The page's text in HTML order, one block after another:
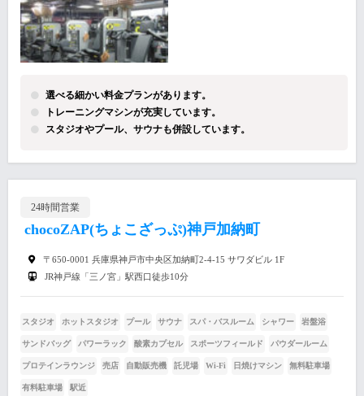
選べる細かい料金プランがあります。
トレーニングマシンが充実しています。
スタジオやプール、サウナも併設しています。
24時間営業
chocoZAP(ちょこざっぷ)神戸加納町
〒650-0001 兵庫県神戸市中央区加納町2-4-15 サワダビル 1F
JR神戸線「三ノ宮」駅西口徒歩10分
スタジオ ホットスタジオ プール サウナ スパ・バスルーム シャワー 岩盤浴
サンドバッグ パワーラック 酸素カプセル スポーツフィールド パウダールーム
プロテインラウンジ 売店 自動販売機 託児場 Wi-Fi 日焼けマシン 無料駐車場
有料駐車場 駅近